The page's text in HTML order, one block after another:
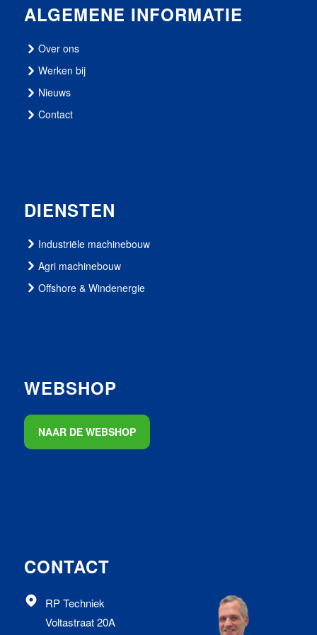
ALGEMENE INFORMATIE
Over ons
Werken bij
Nieuws
Contact
DIENSTEN
Industriële machinebouw
Agri machinebouw
Offshore & Windenergie
WEBSHOP
NAAR DE WEBSHOP
CONTACT
RP Techniek
Voltastraat 20A